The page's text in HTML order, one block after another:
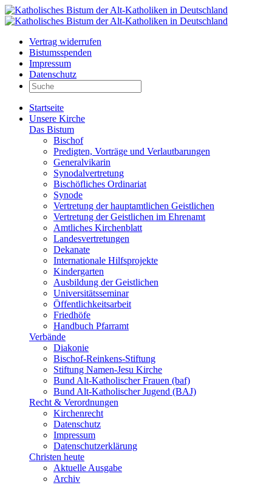
Vertrag widerrufen
Bistumsspenden
Impressum
Datenschutz
Startseite
Unsere Kirche
Das Bistum
Bischof
Predigten, Vorträge und Verlautbarungen
Generalvikarin
Synodalvertretung
Bischöfliches Ordinariat
Synode
Vertretung der hauptamtlichen Geistlichen
Vertretung der Geistlichen im Ehrenamt
Amtliches Kirchenblatt
Landesvertretungen
Dekanate
Internationale Hilfsprojekte
Kindergarten
Ausbildung der Geistlichen
Universitätsseminar
Öffentlichkeitsarbeit
Friedhöfe
Handbuch Pfarramt
Verbände
Diakonie
Bischof-Reinkens-Stiftung
Stiftung Namen-Jesu Kirche
Bund Alt-Katholischer Frauen (baf)
Bund Alt-Katholischer Jugend (BAJ)
Recht & Verordnungen
Kirchenrecht
Datenschutz
Impressum
Datenschutzerklärung
Christen heute
Aktuelle Ausgabe
Archiv